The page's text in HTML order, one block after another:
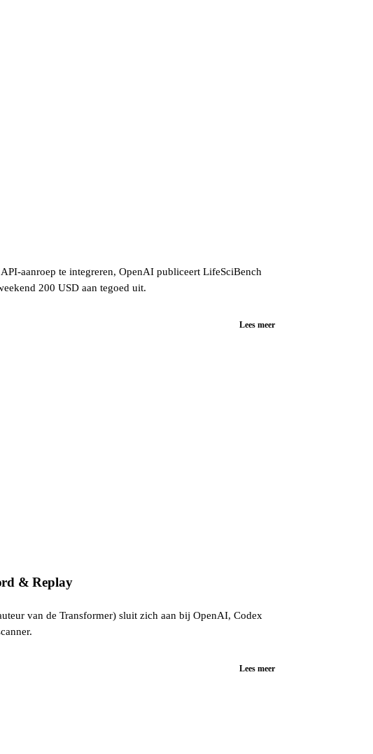
aanroep te integreren, OpenAI publiceert LifeSciBench
200 USD aan tegoed uit.
Lees meer
& Replay
van de Transformer) sluit zich aan bij OpenAI, Codex
Lees meer